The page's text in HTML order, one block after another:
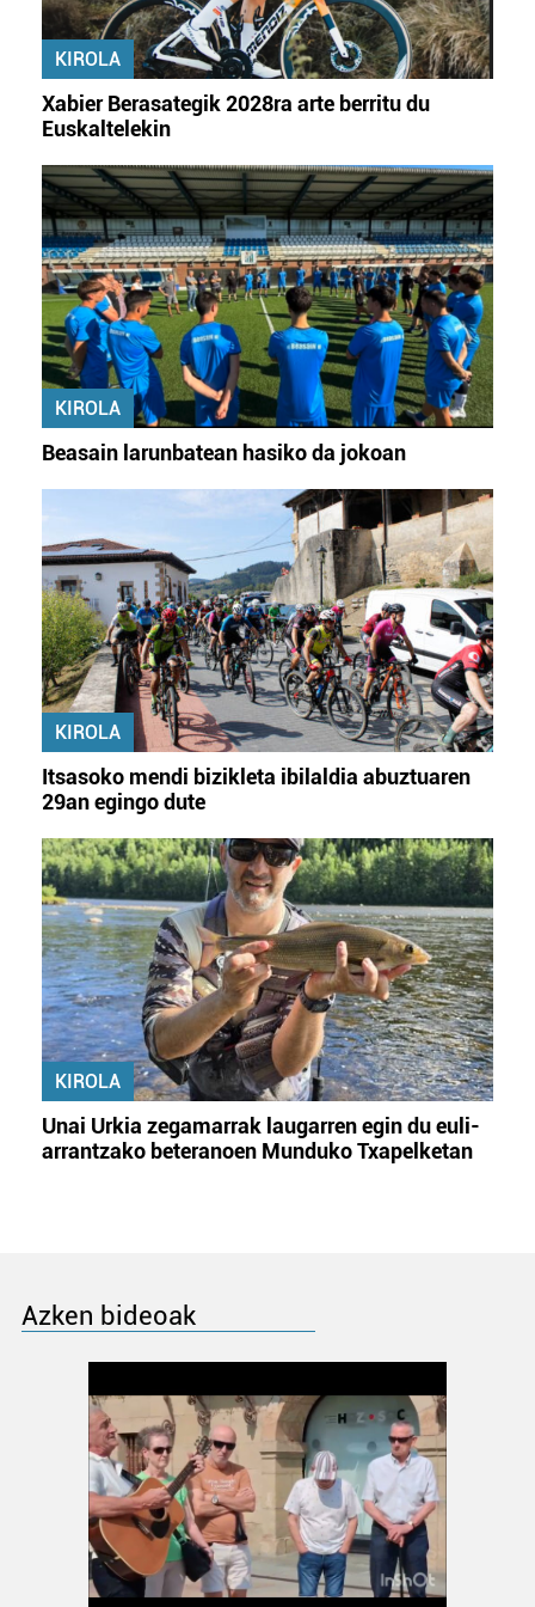
KIROLA
Xabier Berasategik 2028ra arte berritu du
Euskaltelekin
KIROLA
Beasain larunbatean hasiko da jokoan
KIROLA
Itsasoko mendi bizikleta ibilaldia abuztuaren
29an egingo dute
KIROLA
Unai Urkia zegamarrak laugarren egin du euli-
arrantzako beteranoen Munduko Txapelketan
Azken bideoak